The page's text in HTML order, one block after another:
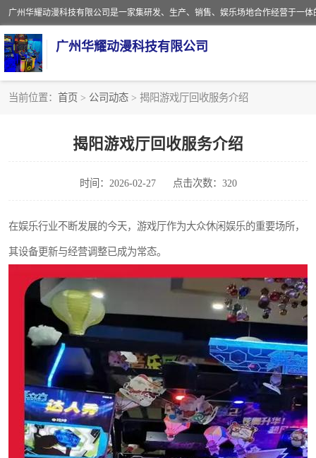
广州华耀动漫科技有限公司
当前位置： 首页 > 公司动态 > 揭阳游戏厅回收服务介绍
揭阳游戏厅回收服务介绍
时间：2026-02-27 点击次数：320
在娱乐行业不断发展的今天，游戏厅作为大众休闲娱乐的重要场所，
其设备更新与经营调整已成为常态。
游戏厅回收